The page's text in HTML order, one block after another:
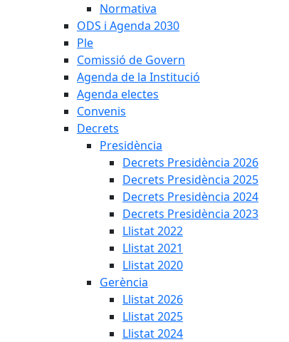
Normativa
ODS i Agenda 2030
Ple
Comissió de Govern
Agenda de la Institució
Agenda electes
Convenis
Decrets
Presidència
Decrets Presidència 2026
Decrets Presidència 2025
Decrets Presidència 2024
Decrets Presidència 2023
Llistat 2022
Llistat 2021
Llistat 2020
Gerència
Llistat 2026
Llistat 2025
Llistat 2024